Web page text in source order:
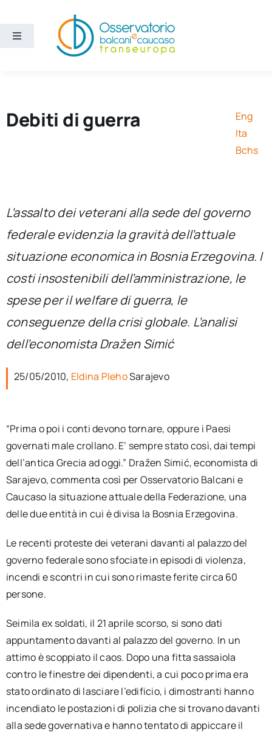
contenuto
Toggle
Chi siamo
Cerca
per:
Ita
Debiti di guerra
Eng
Ita
Bchs
L’assalto dei veterani alla sede del governo
federale evidenzia la gravità dell’attuale
situazione economica in Bosnia Erzegovina. I
costi insostenibili dell’amministrazione, le
spese per il welfare di guerra, le
conseguenze della crisi globale. L’analisi
dell’economista Dražen Simić
25/05/2010, Eldina PlehoSarajevo
“Prima o poi i conti devono tornare, oppure i Paesi
governati male crollano. E’ sempre stato così, dai tempi
dell’antica Grecia ad oggi.” Dražen Simić, economista di
Sarajevo, commenta così per Osservatorio Balcani e
Caucaso la situazione attuale della Federazione, una
delle due entità in cui è divisa la Bosnia Erzegovina.
Le recenti proteste dei veterani davanti al palazzo del
governo federale sono sfociate in episodi di violenza,
incendi e scontri in cui sono rimaste ferite circa 60
persone.
Seimila ex soldati, il 21 aprile scorso, si sono dati
appuntamento davanti al palazzo del governo. In un
attimo è scoppiato il caos. Dopo una fitta sassaiola
contro le finestre dei dipendenti, a cui poco prima era
stato ordinato di lasciare l’edificio, i dimostranti hanno
incendiato le postazioni di polizia che si trovano davanti
alla sede governativa e hanno tentato di appiccare il